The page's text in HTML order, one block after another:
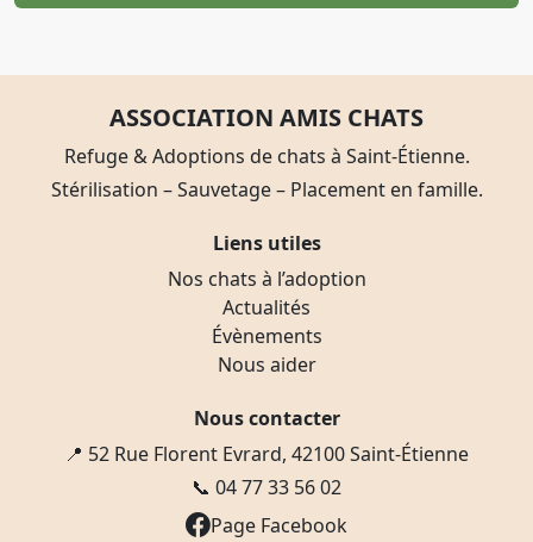
ASSOCIATION AMIS CHATS
Refuge & Adoptions de chats à Saint-Étienne.
Stérilisation – Sauvetage – Placement en famille.
Liens utiles
Nos chats à l’adoption
Actualités
Évènements
Nous aider
Nous contacter
📍 52 Rue Florent Evrard, 42100 Saint-Étienne
📞 04 77 33 56 02
Page Facebook